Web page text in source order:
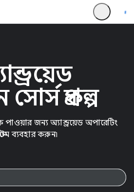
প্রকল্প
জন্য অ্যান্ড্রয়েড অপারেটিং
ব্যবহার করুন৷